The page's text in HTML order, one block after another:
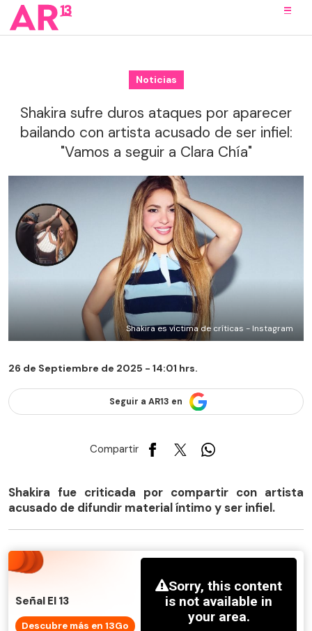
Noticias
Shakira sufre duros ataques por aparecer
bailando con artista acusado de ser infiel:
"Vamos a seguir a Clara Chía"
Shakira es víctima de críticas - Instagram
26 de Septiembre de 2025 - 14:01 hrs.
Seguir a AR13 en
Compartir
Shakira fue criticada por compartir con artista
acusado de difundir material íntimo y ser infiel.
Señal El 13
Descubre más en 13Go